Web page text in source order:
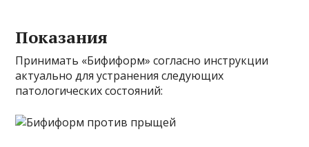
Показания
Принимать «Бифиформ» согласно инструкции
актуально для устранения следующих
патологических состояний: